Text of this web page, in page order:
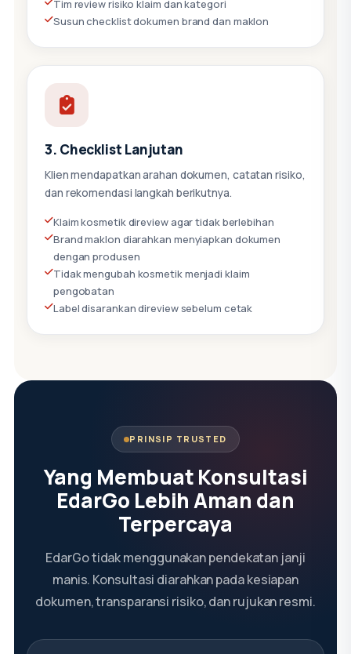
Tim review risiko klaim dan kategori
Susun checklist dokumen brand dan maklon
3. Checklist Lanjutan
Klien mendapatkan arahan dokumen, catatan risiko,
dan rekomendasi langkah berikutnya.
Klaim kosmetik direview agar tidak berlebihan
Brand maklon diarahkan menyiapkan dokumen
dengan produsen
Tidak mengubah kosmetik menjadi klaim
pengobatan
Label disarankan direview sebelum cetak
PRINSIP TRUSTED
Yang Membuat Konsultasi
EdarGo Lebih Aman dan
Terpercaya
EdarGo tidak menggunakan pendekatan janji
manis. Konsultasi diarahkan pada kesiapan
dokumen, transparansi risiko, dan rujukan resmi.